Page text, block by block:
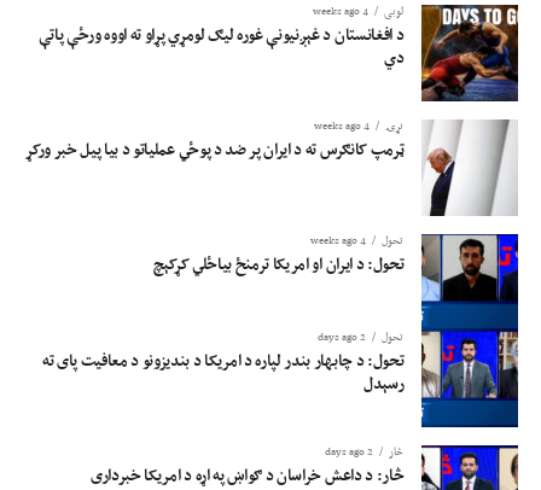
لوبی 4 weeks ago
د افغانستان د غېږنیونې غوره لیګ لومړي پړاو ته اووه ورځې پاتې
دي
نړۍ 4 weeks ago
ټرمپ کانګرس ته د ایران پر ضد د پوځي عملیاتو د بیا پیل خبر ورکړ
تحول 4 weeks ago
تحول: د ایران او امریکا ترمنځ بیاځلي کړکېچ
تحول 2 days ago
تحول: د چابهار بندر لپاره د امریکا د بندیزونو د معافیت پای ته
رسېدل
څار 2 days ago
څار: د داعش خراسان د ګواښ په اړه د امریکا خبرداری